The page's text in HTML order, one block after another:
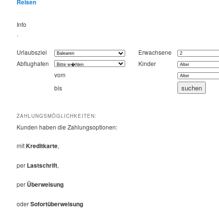
Reisen
Info
.
Urlaubsziel
Erwachsene
Abflughafen
Kinder
vom
bis
ZAHLUNGSMÖGLICHKEITEN:
Kunden haben die Zahlungsoptionen:
mitKreditkarte,
per Lastschrift,
per Überweisung
oderSofortüberweisung